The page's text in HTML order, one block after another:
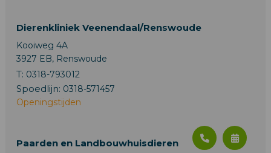
Dierenkliniek Veenendaal/Renswoude
Kooiweg 4A
3927 EB, Renswoude
T: 0318-793012
Spoedlijn: 0318-571457
Openingstijden
Paarden en Landbouwhuisdieren